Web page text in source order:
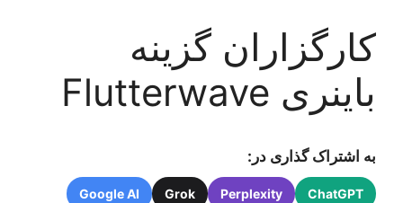
کارگزاران گزینه
باینری Flutterwave
به اشتراک گذاری در:
ChatGPT
Perplexity
Grok
Google AI